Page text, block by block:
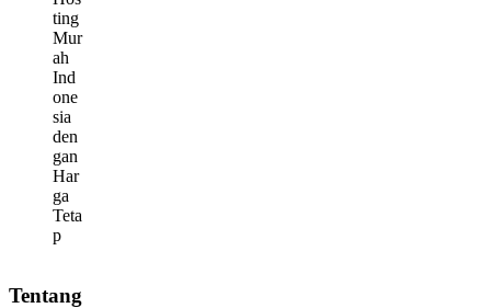
Tentang